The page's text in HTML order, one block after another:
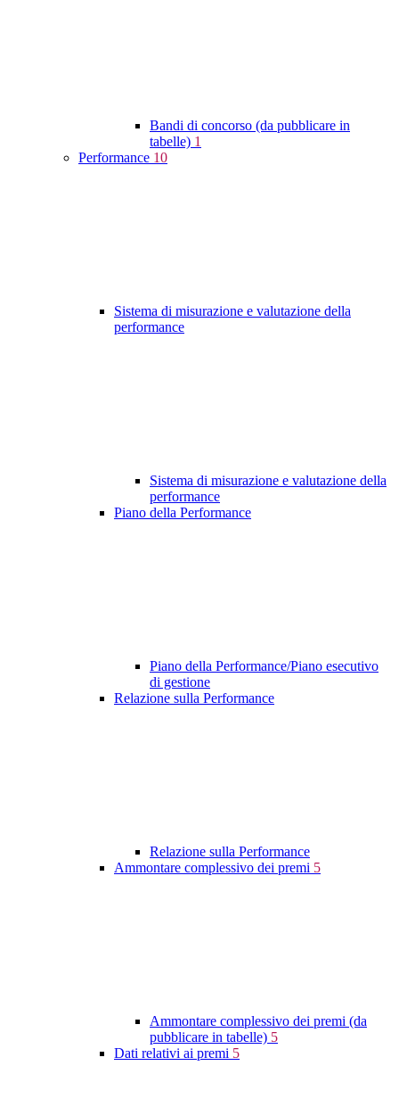
Bandi di concorso (da pubblicare in
tabelle) 1
Performance 10
Sistema di misurazione e valutazione della
performance
Sistema di misurazione e valutazione della
performance
Piano della Performance
Piano della Performance/Piano esecutivo
di gestione
Relazione sulla Performance
Relazione sulla Performance
Ammontare complessivo dei premi 5
Ammontare complessivo dei premi (da
pubblicare in tabelle) 5
Dati relativi ai premi 5